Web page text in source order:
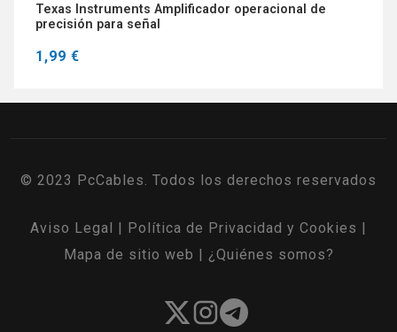
Texas Instruments Amplificador operacional de
precisión para señal
1,99 €
© 2023 PcCables. Todos los derechos reservados
Aviso Legal Política de Privacidad y Cookies
Mapa de sitio web
¿Quiénes somos?